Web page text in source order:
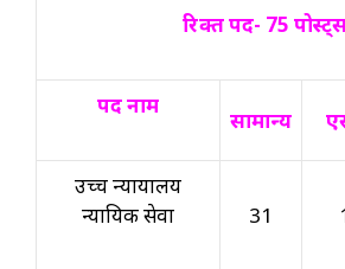
रिक्त पद- 75
पद नाम
सामान्य
उच्च न्यायालय
न्यायिक सेवा
31